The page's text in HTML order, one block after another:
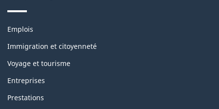
Thèmes
sujets
Emplois
Immigration et citoyenneté
Voyage et tourisme
Entreprises
Prestations